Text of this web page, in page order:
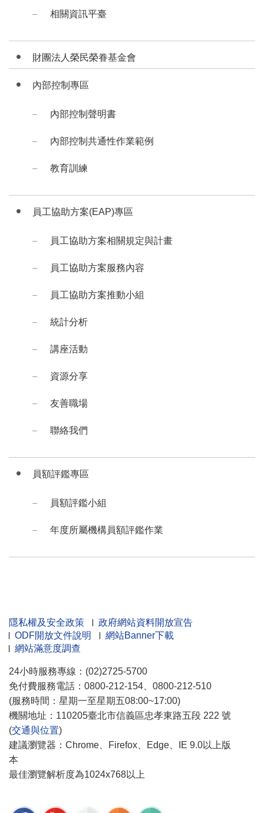
相關資訊平臺
財團法人榮民榮眷基金會
內部控制專區
內部控制聲明書
內部控制共通性作業範例
教育訓練
員工協助方案(EAP)專區
員工協助方案相關規定與計畫
員工協助方案服務內容
員工協助方案推動小組
統計分析
講座活動
資源分享
友善職場
聯絡我們
員額評鑑專區
員額評鑑小組
年度所屬機構員額評鑑作業
隱私權及安全政策
政府網站資料開放宣告
ODF開放文件說明
網站Banner下載
網站滿意度調查
24小時服務專線：(02)2725-5700
免付費服務電話：0800-212-154、0800-212-510
(服務時間：星期一至星期五08:00~17:00)
機關地址：110205臺北市信義區忠孝東路五段 222 號
(交通與位置)
建議瀏覽器：Chrome、Firefox、Edge、IE 9.0以上版
本
最佳瀏覽解析度為1024x768以上